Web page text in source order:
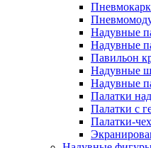
Надувные
Надувные
Павильон
Надувные
Надувные
Палатки
Палатки с
Палатки-